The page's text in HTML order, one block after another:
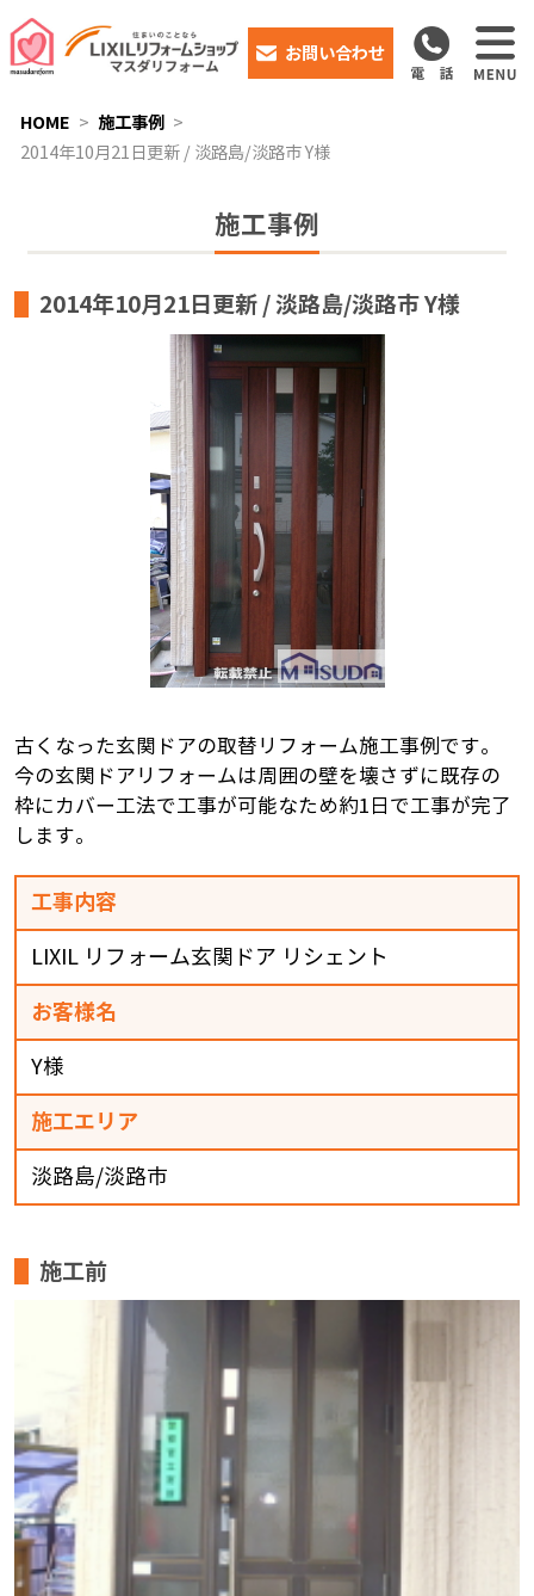
お問い合わせ
HOME
施工事例
2014年10月21日更新 / 淡路島/淡路市 Y様
施工事例
2014年10月21日更新 / 淡路島/淡路市 Y様
古くなった玄関ドアの取替リフォーム施工事例です。
今の玄関ドアリフォームは周囲の壁を壊さずに既存の
枠にカバー工法で工事が可能なため約1日で工事が完了
します。
工事内容
LIXIL リフォーム玄関ドア リシェント
お客様名
Y様
施工エリア
淡路島/淡路市
施工前